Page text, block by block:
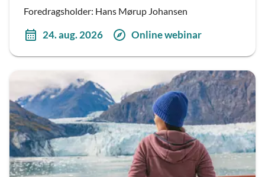
Foredragsholder: Hans Mørup Johansen
24. aug. 2026 Online webinar